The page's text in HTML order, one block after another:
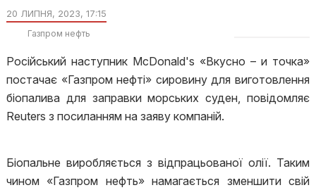
20 ЛИПНЯ, 2023, 17:15
Газпром нефть
Російський наступник McDonald's «Вкусно – и точка»
постачає «Газпром нефті» сировину для виготовлення
біопалива для заправки морських суден, повідомляє
Reuters з посиланням на заяву компаній.
Біопальне виробляється з відпрацьованої олії. Таким
чином «Газпром нефть» намагається зменшити свій